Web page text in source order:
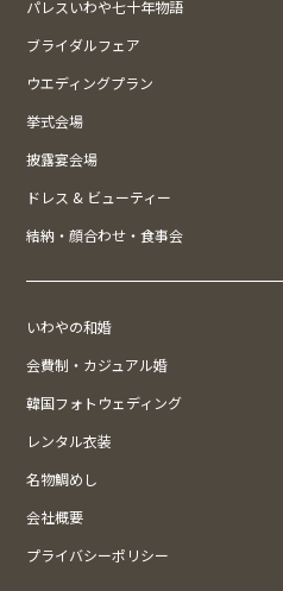
パレスいわや七十年物語
ブライダルフェア
ウエディングプラン
挙式会場
披露宴会場
ドレス & ビューティー
結納・顔合わせ・食事会
いわやの和婚
会費制・カジュアル婚
韓国フォトウェディング
レンタル衣装
名物鯛めし
会社概要
プライバシーポリシー